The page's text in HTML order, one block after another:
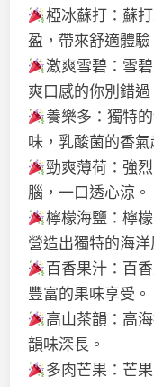
椏冰蘇打：蘇
盈，帶來舒適體驗
激爽雪碧：雪
爽口感的你別錯過
養樂多：獨特
味，乳酸菌的香氣
勁爽薄荷：強
腦，一口透心涼。
檸檬海鹽：檸
營造出獨特的海洋
百香果汁：百
豐富的果味享受。
高山茶韻：高
韻味深長。
多肉芒果：芒